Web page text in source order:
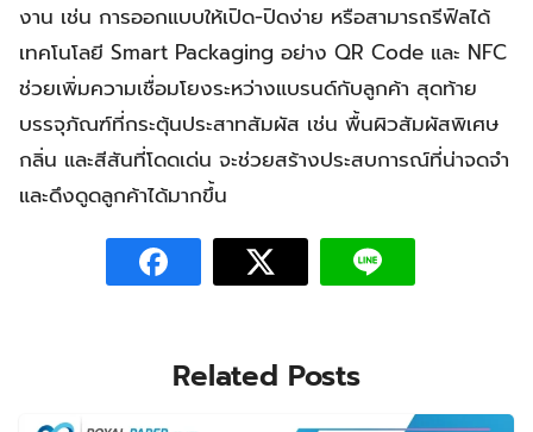
งาน เช่น การออกแบบให้เปิด-ปิดง่าย หรือสามารถรีฟิลได้
เทคโนโลยี Smart Packaging อย่าง QR Code และ NFC
ช่วยเพิ่มความเชื่อมโยงระหว่างแบรนด์กับลูกค้า สุดท้าย
บรรจุภัณฑ์ที่กระตุ้นประสาทสัมผัส เช่น พื้นผิวสัมผัสพิเศษ
กลิ่น และสีสันที่โดดเด่น จะช่วยสร้างประสบการณ์ที่น่าจดจำ
และดึงดูดลูกค้าได้มากขึ้น
Related Posts